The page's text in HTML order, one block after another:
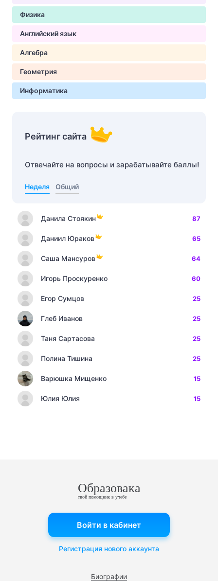
Физика
Английский язык
Алгебра
Геометрия
Информатика
Рейтинг сайта
Отвечайте на вопросы и зарабатывайте баллы!
Неделя Общий
Данила Стоякин 87
Даниил Юраков 65
Саша Мансуров 64
Игорь Проскуренко 60
Егор Сумцов 25
Глеб Иванов 25
Таня Сартасова 25
Полина Тишина 25
Варюшка Мищенко 15
Юлия Юлия 15
Образовака
твой помощник в учебе
Биографии
Войти в кабинет
Регистрация нового аккаунта